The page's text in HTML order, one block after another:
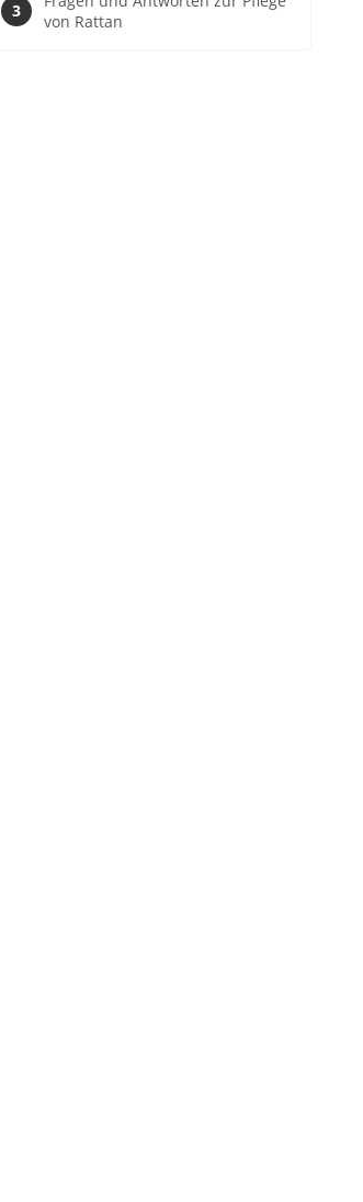
von Rattan